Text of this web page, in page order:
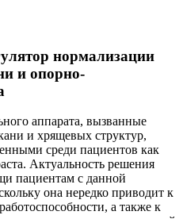
нормализации
и опорно-
аппарата, вызванные
и хрящевых структур,
среди пациентов как
Актуальность решения
пациентам с данной
она нередко приводит к
а также к